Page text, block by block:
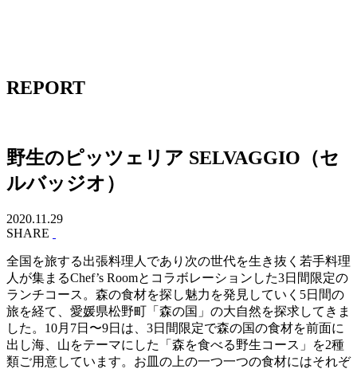
REPORT
野生のピッツェリア SELVAGGIO（セ
ルバッジオ）
2020.11.29
SHARE
全国を旅する出張料理人であり次の世代を生き抜く若手料理
人が集まるChef’s Roomとコラボレーションした3日間限定の
ランチコース。森の食材を探し魅力を発見していく5日間の
旅を経て、愛媛県松野町「森の国」の大自然を探求してきま
した。10月7日〜9日は、3日間限定で森の国の食材を前面に
出し海、山をテーマにした「森を食べる野生コース」を2種
類ご用意しています。お皿の上の一つ一つの食材にはそれぞ